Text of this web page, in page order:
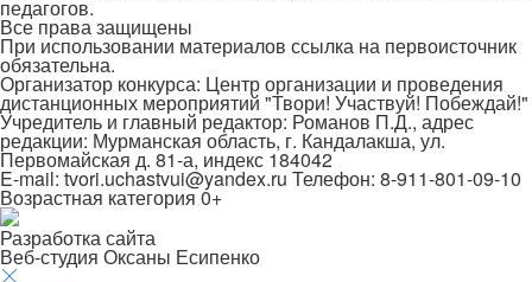
педагогов.
Все права защищены
При использовании материалов ссылка на первоисточник
обязательна.
Организатор конкурса: Центр организации и проведения
дистанционных мероприятий "Твори! Участвуй! Побеждай!"
Учредитель и главный редактор: Романов П.Д., адрес
редакции: Мурманская область, г. Кандалакша, ул.
Первомайская д. 81-а, индекс 184042
E-mail: tvori.uchastvui@yandex.ru Телефон: 8-911-801-09-10
Возрастная категория 0+
Разработка сайта
Веб-студия Оксаны Есипенко